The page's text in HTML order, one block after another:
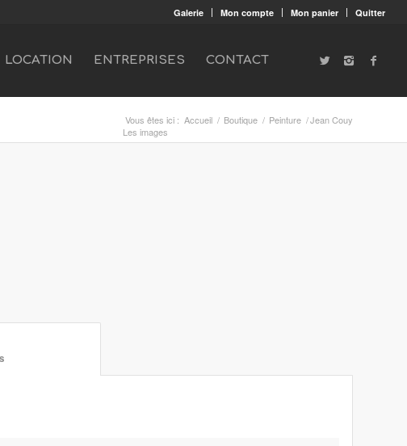
Galerie Mon compte Mon panier Quitter
LOCATION ENTREPRISES CONTACT
Vous êtes ici : Accueil / Boutique / Peinture /Jean Couy
Les images